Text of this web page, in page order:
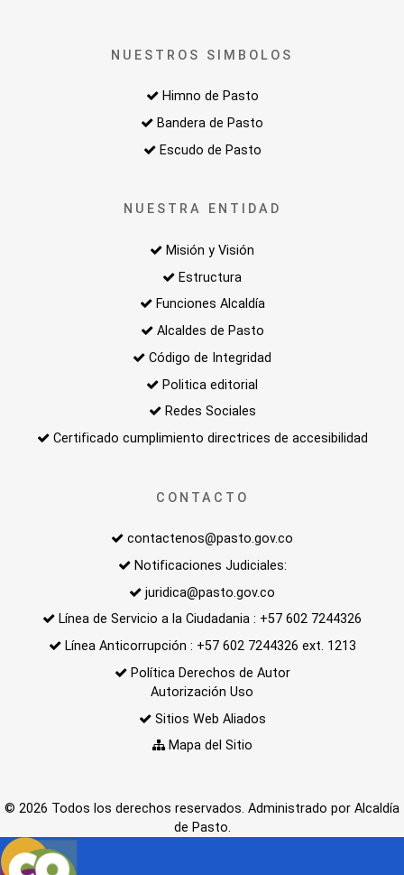
NUESTROS SIMBOLOS
Himno de Pasto
Bandera de Pasto
Escudo de Pasto
NUESTRA ENTIDAD
Misión y Visión
Estructura
Funciones Alcaldía
Alcaldes de Pasto
Código de Integridad
Politica editorial
Redes Sociales
Certificado cumplimiento directrices de accesibilidad
CONTACTO
contactenos@pasto.gov.co
Notificaciones Judiciales:
juridica@pasto.gov.co
Línea de Servicio a la Ciudadania : +57 602 7244326
Línea Anticorrupción : +57 602 7244326 ext. 1213
Política Derechos de Autor
Autorización Uso
Sitios Web Aliados
Mapa del Sitio
© 2026 Todos los derechos reservados. Administrado por Alcaldía
de Pasto.